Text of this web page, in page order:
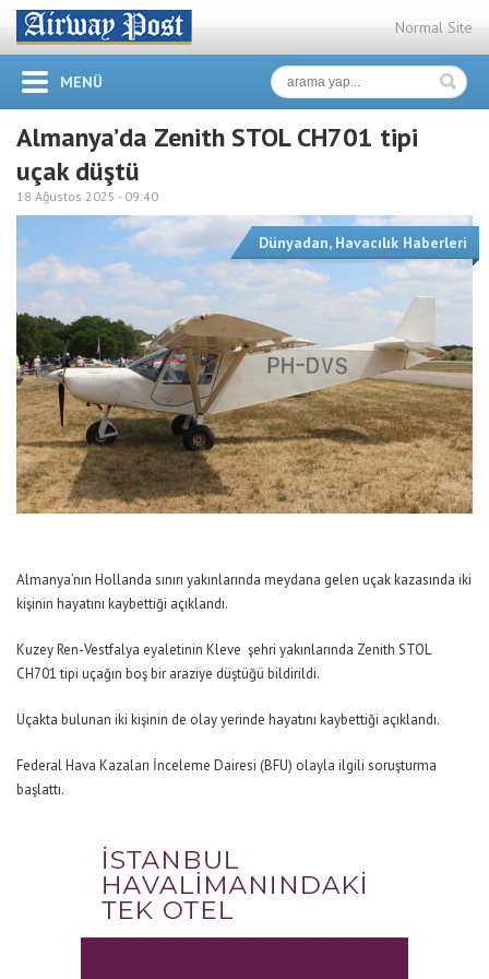
Normal Site
MENÜ
Almanya’da Zenith STOL CH701 tipi
uçak düştü
18 Ağustos 2025 - 09:40
Dünyadan, Havacılık Haberleri
Almanya’nın Hollanda sınırı yakınlarında meydana gelen uçak kazasında iki
kişinin hayatını kaybettiği açıklandı.
Kuzey Ren-Vestfalya eyaletinin Kleve şehri yakınlarında Zenith STOL
CH701 tipi uçağın boş bir araziye düştüğü bildirildi.
Uçakta bulunan iki kişinin de olay yerinde hayatını kaybettiği açıklandı.
Federal Hava Kazaları İnceleme Dairesi (BFU) olayla ilgili soruşturma
başlattı.